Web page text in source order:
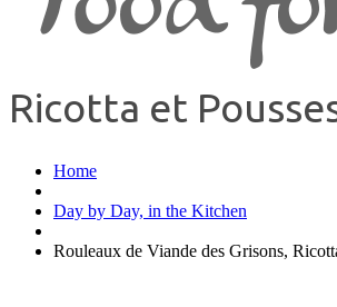
Ricotta et
Home
Day by Day, in the Kitchen
Rouleaux de Viande des Grisons,